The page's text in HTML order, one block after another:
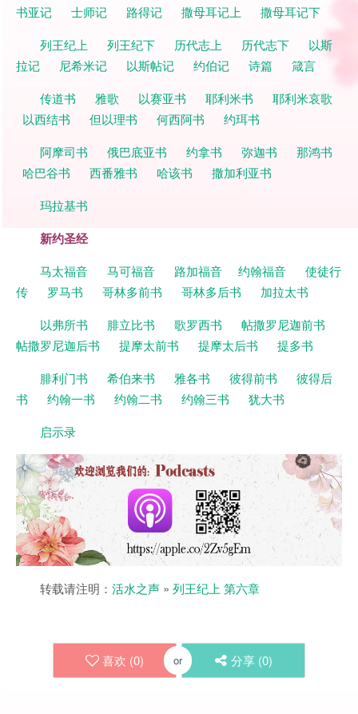
书亚记
士师记 路得记 撒母耳记上
撒母耳记下
列王纪上
列王纪下 历代志上 历代志下
以斯
拉记
尼希米记 以斯帖记 约伯记 诗篇
箴言
传道书
雅歌 以赛亚书 耶利米书
耶利米哀歌
以西结书
但以理书 何西阿书
约珥书
阿摩司书
俄巴底亚书 约拿书 弥迦书
那鸿书
哈巴谷书
西番雅书 哈该书
撒加利亚书
玛拉基书
新约圣经
马太福音 马可福音 路加福音 约翰福音
使徒行
传
罗马书 哥林多前书 哥林多后书
加拉太书
以弗所书
腓立比书 歌罗西书
帖撒罗尼迦前书
帖撒罗尼迦后书
提摩太前书 提摩太后书
提多书
腓利门书
希伯来书 雅各书 彼得前书
彼得后
书
约翰一书 约翰二书 约翰三书
犹大书
启示录
转载请注明： 活水之声 » 列王纪上 第六章
喜欢 (0) or 分享 (0)